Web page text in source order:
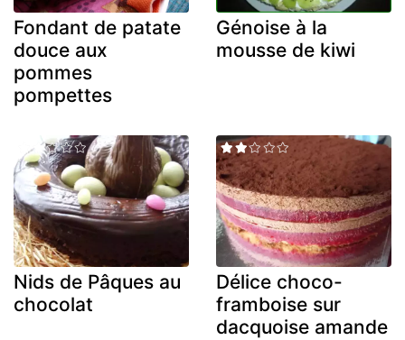
Fondant de patate
douce aux
pommes
pompettes
Génoise à la
mousse de kiwi
Nids de Pâques au
chocolat
Délice choco-
framboise sur
dacquoise amande